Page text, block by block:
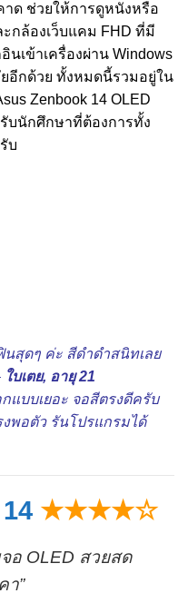
าด ช่วยให้การดูหนังหรือ
ะกล้องเว็บแคม FHD ที่มี
เข้าเครื่องผ่าน Windows
ยอีกด้วย ทั้งหมดนี้รวมอยู่ใน
Zenbook 14 OLED
บนักศึกษาที่ต้องการทั้ง
บ
นสุดๆ ค่ะ สีดำดำสนิทเลย
ใบเตย, อายุ 21
แบบเยอะ จอสีตรงดีครับ
งพอตัว รันโปรแกรมได้
★★★★☆
อ OLED สวยสด
า”